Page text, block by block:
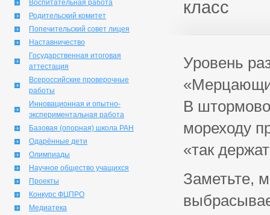
Воспитательная работа
Родительский комитет
Попечительский совет лицея
Наставничество
Государственная итоговая
аттестация
Всероссийские проверочные
работы
Инновационная и опытно-
экспериментальная работа
Базовая (опорная) школа РАН
Одарённые дети
Олимпиады
Научное общество учащихся
Проекты
Конкурс ФЦПРО
Медиатека
класс
Уровень
В
мореходу
«так
Заметьте,